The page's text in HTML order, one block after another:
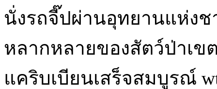
นั่งรถจี๊ปผ่านอุทยานแห่ง
หลากหลายของสัตว์ป่าเ
แคริบเบียนเสร็จสมบูรณ์